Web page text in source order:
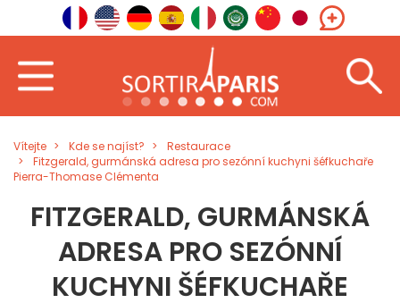
Vítejte Kde se najíst?
Restaurace
Fitzgerald, gurmánská adresa pro sezónní kuchyni šéfkuchaře
Pierra-Thomase Clémenta
FITZGERALD, GURMÁNSKÁ
ADRESA PRO SEZÓNNÍ
KUCHYNI ŠÉFKUCHAŘE